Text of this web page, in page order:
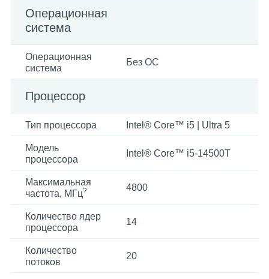
Операционная
система
Операционная
система
Без ОС
Процессор
Тип процессора Intel® Core™ i5 | Ultra 5
Модель
процессора
Intel® Core™ i5-14500T
Максимальная
частота, МГц? 4800
Количество ядер
процессора
14
Количество
потоков
20